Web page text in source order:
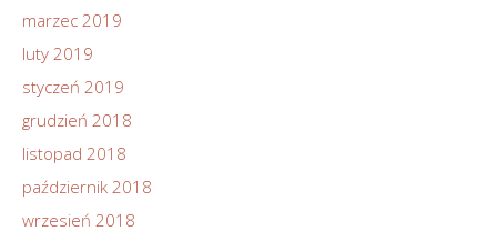
marzec 2019
luty 2019
styczeń 2019
grudzień 2018
listopad 2018
październik 2018
wrzesień 2018